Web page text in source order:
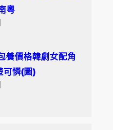
粵
養價格韓劇女配角
可憐(圖)